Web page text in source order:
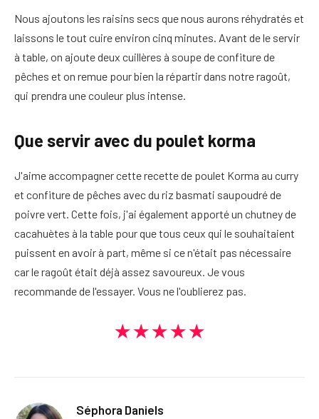
Nous ajoutons les raisins secs que nous aurons réhydratés et
laissons le tout cuire environ cinq minutes. Avant de le servir
à table, on ajoute deux cuillères à soupe de confiture de
pêches et on remue pour bien la répartir dans notre ragoût,
qui prendra une couleur plus intense.
Que servir avec du poulet korma
J'aime accompagner cette recette de poulet Korma au curry
et confiture de pêches avec du riz basmati saupoudré de
poivre vert. Cette fois, j'ai également apporté un chutney de
cacahuètes à la table pour que tous ceux qui le souhaitaient
puissent en avoir à part, même si ce n'était pas nécessaire
car le ragoût était déjà assez savoureux. Je vous
recommande de l'essayer. Vous ne l'oublierez pas.
★★★★★
Séphora Daniels